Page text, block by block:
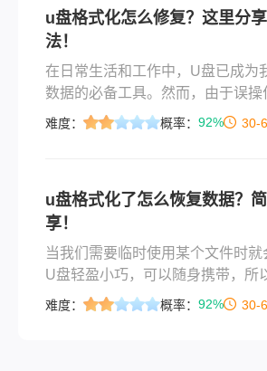
u盘格式化怎么修复？这里分
法！
在日常生活和工作中，U盘已成为
数据的必备工具。然而，由于误操
或硬件故障等原因，U盘有时会被
难度： 概率： 92% 30-
u盘格式化了怎么恢复数据？
享！
当我们需要临时使用某个文件时就
U盘轻盈小巧，可以随身携带，所
用U盘来存放一些重要的文件，如
难度： 概率： 92% 30-